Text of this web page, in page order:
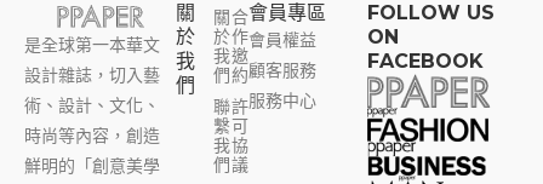
是全球第一本華文
設計雜誌，切入藝
術、設計、文化、
時尚等內容，創造
鮮明的「創意美學
關
於
我
們
關
於
我
們
聯
繫
我
們
合
作
邀
約
許
可
協
議
會員專區​
會員權益
顧客服務
服務中心
FOLLOW US
ON
FACEBOOK